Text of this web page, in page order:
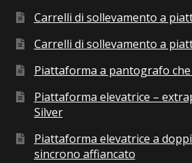
Carrelli di sollevamento a
Carrelli di sollevamento a
Piattaforma a pantografo
Piattaforma elevatrice –
Silver
Piattaforma elevatrice a
sincrono affiancato